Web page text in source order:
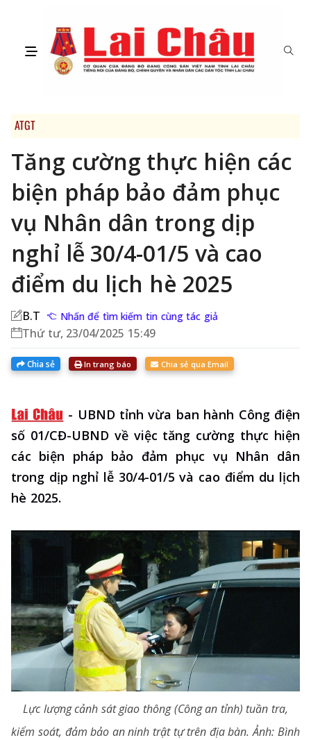
ATGT
Tăng cường thực hiện các
biện pháp bảo đảm phục
vụ Nhân dân trong dịp
nghỉ lễ 30/4-01/5 và cao
điểm du lịch hè 2025
B.T Nhấn để tìm kiếm tin cùng tác giả
Thứ tư, 23/04/2025 15:49
Chia sẻ In trang báo Chia sẻ qua Email
- UBND tỉnh vừa ban hành Công điện
số 01/CĐ-UBND về việc tăng cường thực hiện
các biện pháp bảo đảm phục vụ Nhân dân
trong dịp nghỉ lễ 30/4-01/5 và cao điểm du lịch
hè 2025.
Lực lượng cảnh sát giao thông (Công an tỉnh) tuần tra,
kiểm soát, đảm bảo an ninh trật tự trên địa bàn. Ảnh: Bình